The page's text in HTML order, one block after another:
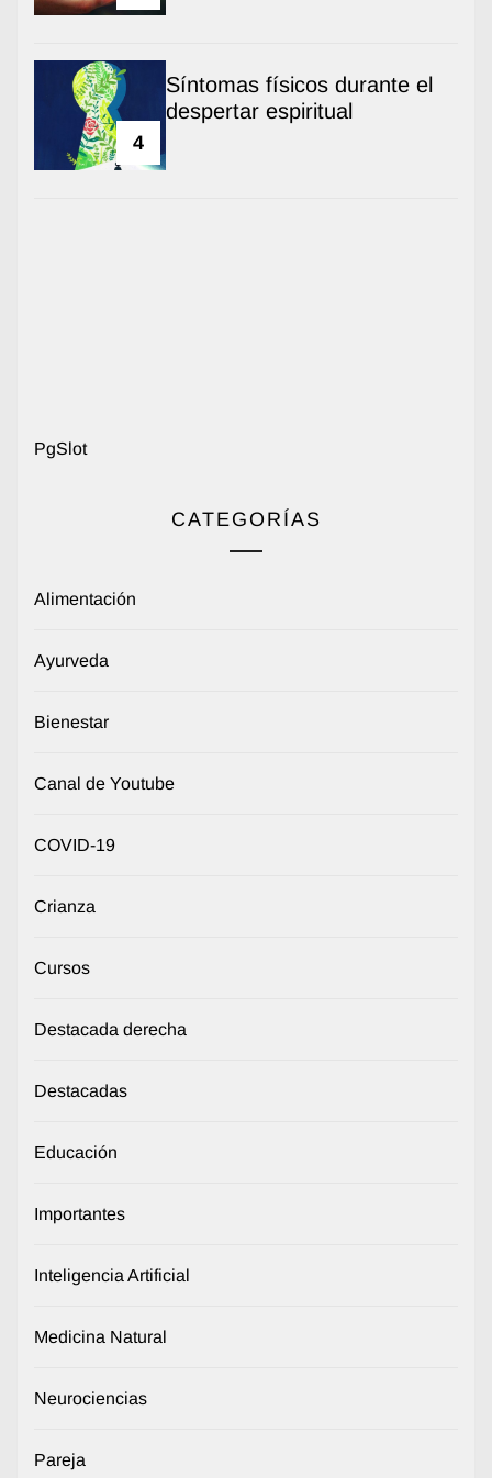
4
Síntomas físicos durante el
despertar espiritual
PgSlot
CATEGORÍAS
Alimentación
Ayurveda
Bienestar
Canal de Youtube
COVID-19
Crianza
Cursos
Destacada derecha
Destacadas
Educación
Importantes
Inteligencia Artificial
Medicina Natural
Neurociencias
Pareja